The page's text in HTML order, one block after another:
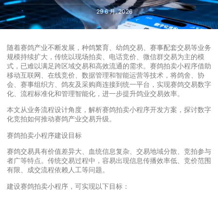
29 6 月, 2026
随着赛鸽产业不断发展，种鸽繁育、幼鸽交易、赛事配套交易等业务
规模持续扩大，传统以现场拍卖、电话竞价、微信群交易为主的模
式，已难以满足跨区域交易和高效流通的需求。赛鸽拍卖小程序借助
移动互联网、在线竞价、数据管理和智能运营等技术，将鸽舍、协
会、赛事组织方、鸽友及采购商连接到统一平台，实现赛鸽交易数字
化、流程标准化和管理智能化，进一步提升鸽业交易效率。
本文从业务流程设计角度，解析赛鸽拍卖小程序开发方案，探讨数字
化竞拍如何推动赛鸽产业交易升级。
赛鸽拍卖小程序建设目标
赛鸽交易具有价值差异大、血统信息复杂、交易地域分散、竞拍参与
者广等特点。传统交易过程中，容易出现信息传播效率低、竞价范围
有限、成交流程依赖人工等问题。
建设赛鸽拍卖小程序，可实现以下目标：